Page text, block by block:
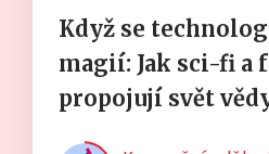
Když se
magií: Jak sci-fi a
propojují svět